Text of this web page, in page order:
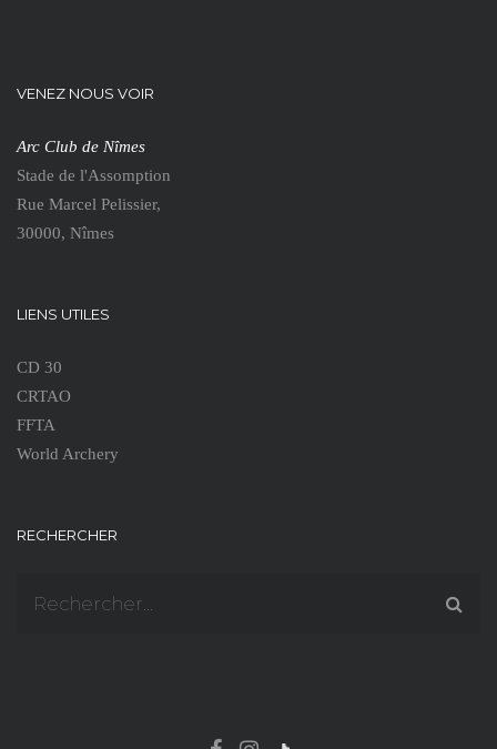
VENEZ NOUS VOIR
Arc Club de Nîmes
Stade de l'Assomption
Rue Marcel Pelissier,
30000, Nîmes
LIENS UTILES
CD 30
CRTAO
FFTA
World Archery
RECHERCHER